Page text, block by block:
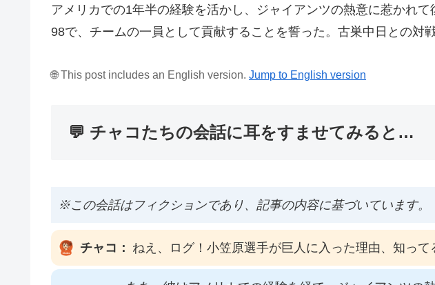
アメリカでの1年半の経験を活かし、ジャイアンツの熱意に惹かれ
98で、チームの一員として貢献することを誓った。古巣中日との対
🌐 This post includes an English version. Jump to English version
💬 チャコたちの会話に耳をすませてみると…
※この会話はフィクションであり、記事の内容に基づいています。
チャコ： ねえ、ログ！小笠原選手が巨人に入った理由、知って